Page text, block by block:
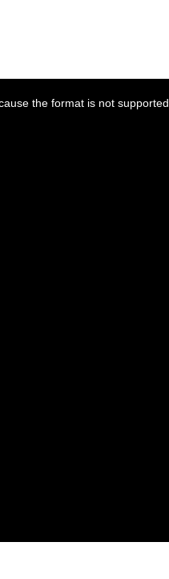
the format is not supported.